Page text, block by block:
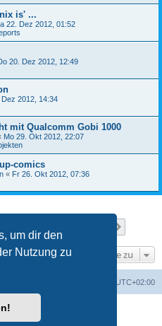
um dir den
Nutzung zu
is' ...
22. Dez 2012, 01:52
20. Dez 2012, 12:49
Dez 2012, 14:34
mit Qualcomm Gobi 1000
Mo 29. Okt 2012, 22:07
comics
« Fr 26. Okt 2012, 07:36
Gehe zu
UTC+02:00
Software © phpBB Limited
phpBB.de